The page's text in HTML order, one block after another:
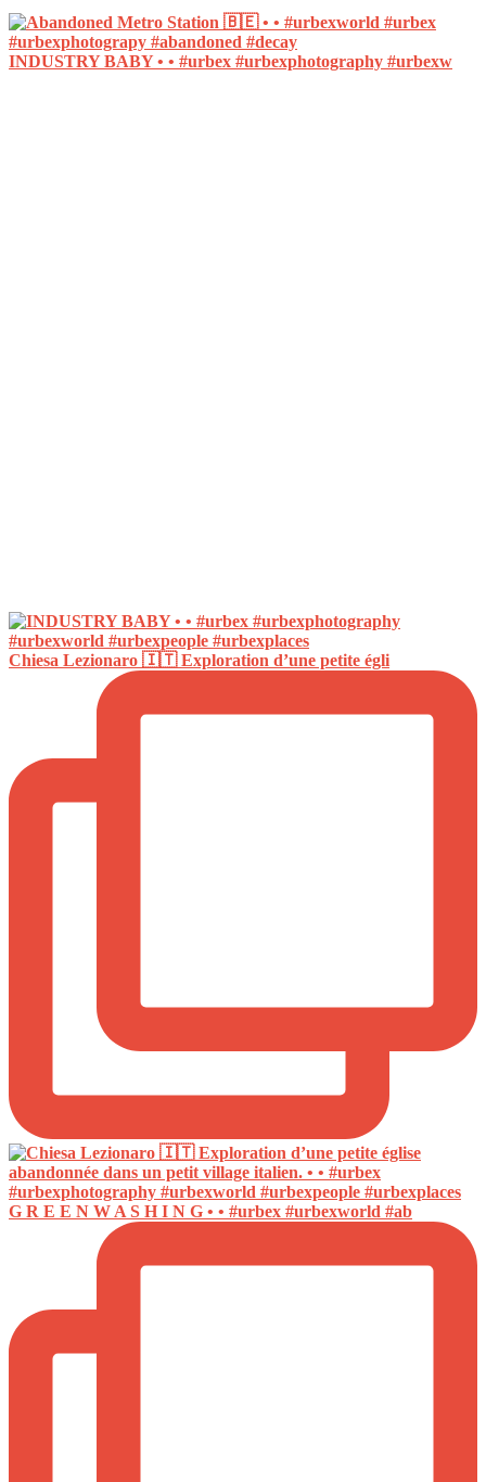
INDUSTRY BABY • • #urbex #urbexphotography #urbexw
Chiesa Lezionaro 🇮🇹 Exploration d’une petite égli
G R E E N W A S H I N G • • #urbex #urbexworld #ab